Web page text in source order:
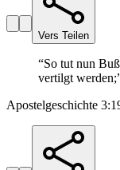
Vers Teilen
“So tut nun
vertilgt werden;
Apostelgeschichte